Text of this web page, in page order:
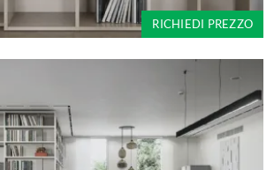
RICHIEDI PREZZO